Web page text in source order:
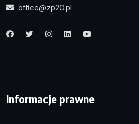
office@zp20.pl
Informacje prawne